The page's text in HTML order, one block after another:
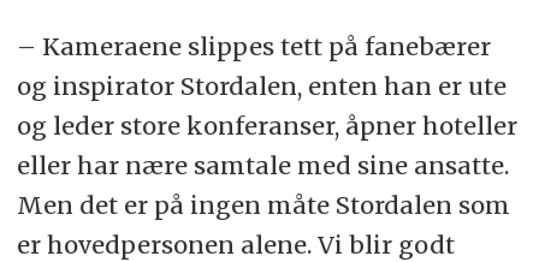
– Kameraene slippes tett på fanebærer
og inspirator Stordalen, enten han er ute
og leder store konferanser, åpner hoteller
eller har nære samtale med sine ansatte.
Men det er på ingen måte Stordalen som
er hovedpersonen alene. Vi blir godt